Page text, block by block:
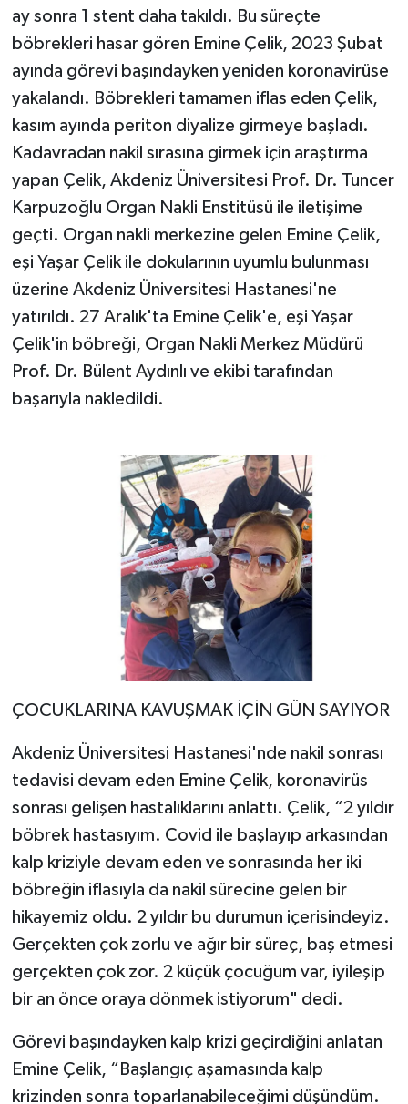
ay sonra 1 stent daha takıldı. Bu süreçte
böbrekleri hasar gören Emine Çelik, 2023 Şubat
ayında görevi başındayken yeniden koronavirüse
yakalandı. Böbrekleri tamamen iflas eden Çelik,
kasım ayında periton diyalize girmeye başladı.
Kadavradan nakil sırasına girmek için araştırma
yapan Çelik, Akdeniz Üniversitesi Prof. Dr. Tuncer
Karpuzoğlu Organ Nakli Enstitüsü ile iletişime
geçti. Organ nakli merkezine gelen Emine Çelik,
eşi Yaşar Çelik ile dokularının uyumlu bulunması
üzerine Akdeniz Üniversitesi Hastanesi'ne
yatırıldı. 27 Aralık'ta Emine Çelik'e, eşi Yaşar
Çelik'in böbreği, Organ Nakli Merkez Müdürü
Prof. Dr. Bülent Aydınlı ve ekibi tarafından
başarıyla nakledildi.
ÇOCUKLARINA KAVUŞMAK İÇİN GÜN SAYIYOR
Akdeniz Üniversitesi Hastanesi'nde nakil sonrası
tedavisi devam eden Emine Çelik, koronavirüs
sonrası gelişen hastalıklarını anlattı. Çelik, “2 yıldır
böbrek hastasıyım. Covid ile başlayıp arkasından
kalp kriziyle devam eden ve sonrasında her iki
böbreğin iflasıyla da nakil sürecine gelen bir
hikayemiz oldu. 2 yıldır bu durumun içerisindeyiz.
Gerçekten çok zorlu ve ağır bir süreç, baş etmesi
gerçekten çok zor. 2 küçük çocuğum var, iyileşip
bir an önce oraya dönmek istiyorum" dedi.
Görevi başındayken kalp krizi geçirdiğini anlatan
Emine Çelik, “Başlangıç aşamasında kalp
krizinden sonra toparlanabileceğimi düşündüm.